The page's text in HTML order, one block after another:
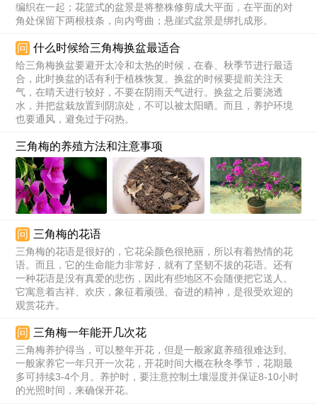
编织在一起；花篮式的盆景是将整株修剪成大平面，在平面的对
角处保留下两根枝条，向内弯曲；悬崖式盆景是绑扎成形。
问 什么时候给三角梅换盆最适合
给三角梅换盆要避开太冷和太热的时候，在春、秋季节进行最适
合，此时换盆的话有利于植株恢复。换盆的时候要提前关注天
气，在晴天进行较好，不要在阴雨天气进行。换盆之后要浇透
水，并把盆栽放置到阴凉处，不可以被太阳晒。而且，养护环境
也要通风，避免过于闷热。
三角梅的养殖方法和注意事项
问 三角梅的花语
三角梅的花语是很好的，它花朵颜色很艳丽，所以有着热情的花
语。而且，它的生命能力非常好，就有了坚韧不拔的花语。还有
一种花语是没有真爱的悲伤，因此有些地区不会随便把它送人。
它寓意着吉祥、欢庆，象征着顽强、奋进的精神，是很受欢迎的
观赏花卉。
问 三角梅一年能开几次花
三角梅养护得当，可以整年开花，但是一般家庭养殖很难达到。
一般家养它一年只开一次花，开花时间大概在秋冬季节，花期最
多可持续3-4个月。养护时，要注意控制土壤湿度并保证8-10小时
的光照时间，来确保开花。